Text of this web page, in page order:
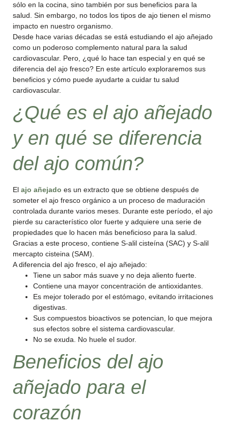
sólo en la cocina, sino también por sus beneficios para la
salud. Sin embargo, no todos los tipos de ajo tienen el mismo
impacto en nuestro organismo.
Desde hace varias décadas se está estudiando el ajo añejado
como un poderoso complemento natural para la salud
cardiovascular. Pero, ¿qué lo hace tan especial y en qué se
diferencia del ajo fresco? En este artículo exploraremos sus
beneficios y cómo puede ayudarte a cuidar tu salud
cardiovascular.
¿Qué es el ajo añejado
y en qué se diferencia
del ajo común?
El ajo añejado es un extracto que se obtiene después de
someter el ajo fresco orgánico a un proceso de maduración
controlada durante varios meses. Durante este período, el ajo
pierde su característico olor fuerte y adquiere una serie de
propiedades que lo hacen más beneficioso para la salud.
Gracias a este proceso, contiene S-alil cisteína (SAC) y S-alil
mercapto cisteina (SAM).
A diferencia del ajo fresco, el ajo añejado:
Tiene un sabor más suave y no deja aliento fuerte.
Contiene una mayor concentración de antioxidantes.
Es mejor tolerado por el estómago, evitando irritaciones
digestivas.
Sus compuestos bioactivos se potencian, lo que mejora
sus efectos sobre el sistema cardiovascular.
No se exuda. No huele el sudor.
Beneficios del ajo
añejado para el
corazón